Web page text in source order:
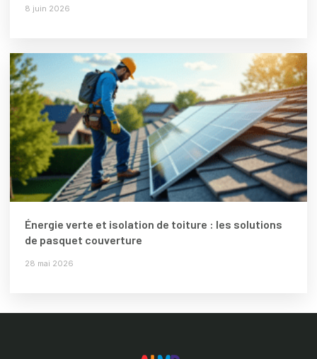
8 juin 2026
Énergie verte et isolation de toiture : les solutions
de pasquet couverture
28 mai 2026